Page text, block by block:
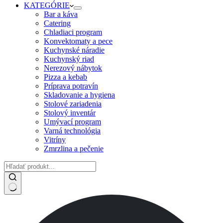
KATEGÓRIE
Bar a káva
Catering
Chladiaci program
Konvektomaty a pece
Kuchynské náradie
Kuchynský riad
Nerezový nábytok
Pizza a kebab
Príprava potravín
Skladovanie a hygiena
Stolové zariadenia
Stolový inventár
Umývací program
Varná technológia
Vitríny
Zmrzlina a pečenie